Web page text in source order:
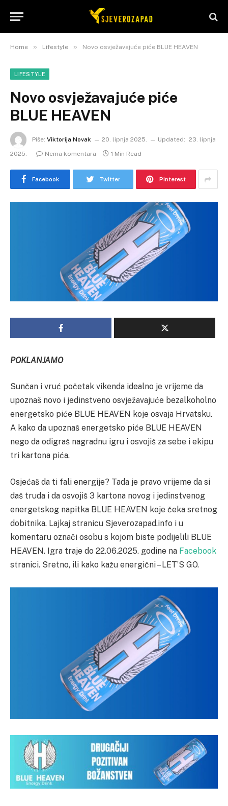
Home » Lifestyle » Novo osvježavajuće piće BLUE HEAVEN
LIFESTYLE
Novo osvježavajuće piće
BLUE HEAVEN
Piše: Viktorija Novak 20. lipnja 2025. Updated: 23. lipnja
2025.
Nema komentara 1 Min Read
Facebook Twitter Pinterest
POKLANJAMO
Sunčan i vruć početak vikenda idealno je vrijeme da
upoznaš novo i jedinstveno osvježavajuće bezalkoholno
energetsko piće BLUE HEAVEN koje osvaja Hrvatsku.
A kako da upoznaš energetsko piće BLUE HEAVEN
nego da odigraš nagradnu igru i osvojiš za sebe i ekipu
tri kartona pića.
Osjećaš da ti fali energije? Tada je pravo vrijeme da si
daš truda i da osvojiš 3 kartona novog i jedinstvenog
energetskog napitka BLUE HEAVEN koje čeka sretnog
dobitnika. Lajkaj stranicu Sjeverozapad.info i u
komentaru označi osobu s kojom biste podijelili BLUE
HEAVEN. Igra traje do 22.06.2025. godine na Facebook
stranici. Sretno, ili kako kažu energični – LET’S GO.